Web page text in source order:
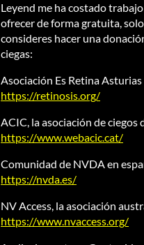
Leyend me ha costado
ofrecer de forma gratuita,
consideres hacer una
ciegas:
Asociación Es Retina Asturias
https://retinosis.org/
ACIC, la asociación de ciegos
https://www.webacic.cat/
Comunidad de NVDA en
https://nvda.es/
NV Access, la asociación
https://www.nvaccess.org/